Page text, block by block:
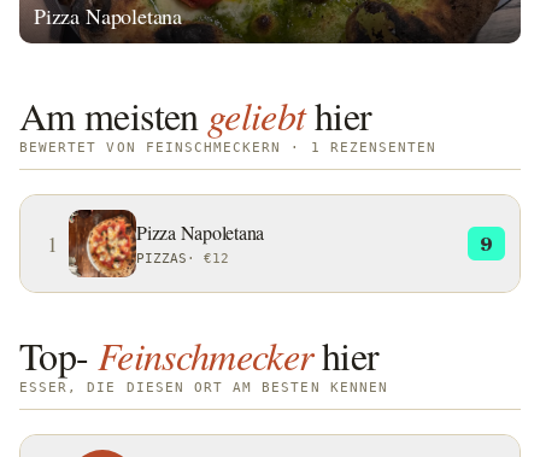
Pizza Napoletana
Am meisten geliebthier
BEWERTET VON FEINSCHMECKERN · 1 REZENSENTEN
1 Pizza Napoletana
PIZZAS · €12
9
Top-Feinschmeckerhier
ESSER, DIE DIESEN ORT AM BESTEN KENNEN